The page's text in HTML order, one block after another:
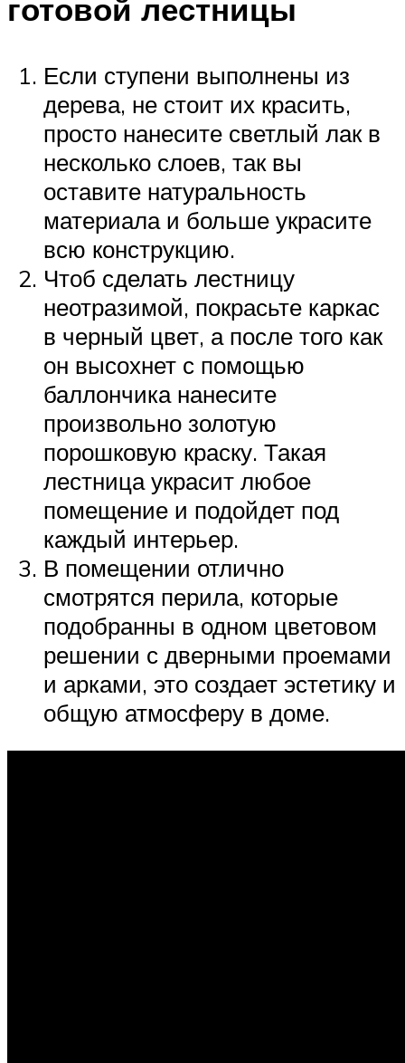
готовой лестницы
Если ступени выполнены из
дерева, не стоит их красить,
просто нанесите светлый лак в
несколько слоев, так вы
оставите натуральность
материала и больше украсите
всю конструкцию.
Чтоб сделать лестницу
неотразимой, покрасьте каркас
в черный цвет, а после того как
он высохнет с помощью
баллончика нанесите
произвольно золотую
порошковую краску. Такая
лестница украсит любое
помещение и подойдет под
каждый интерьер.
В помещении отлично
смотрятся перила, которые
подобранны в одном цветовом
решении с дверными проемами
и арками, это создает эстетику и
общую атмосферу в доме.